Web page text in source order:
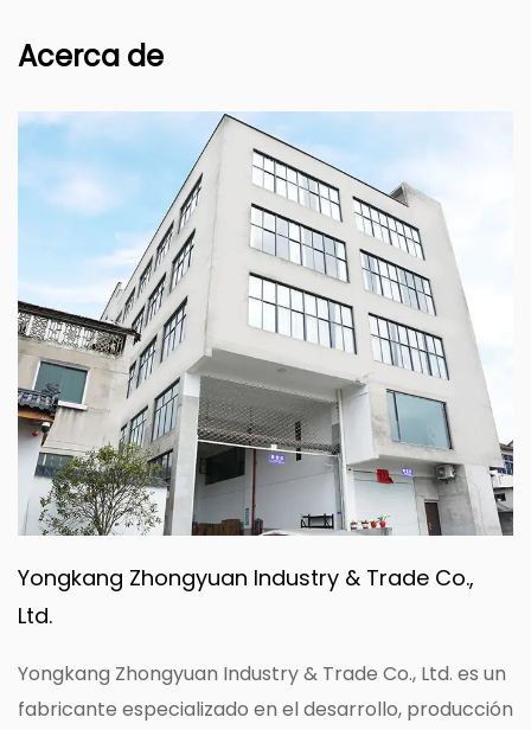
Acerca de
Yongkang Zhongyuan Industry & Trade Co.,
Ltd.
Yongkang Zhongyuan Industry & Trade Co., Ltd. es un
fabricante especializado en el desarrollo, producción